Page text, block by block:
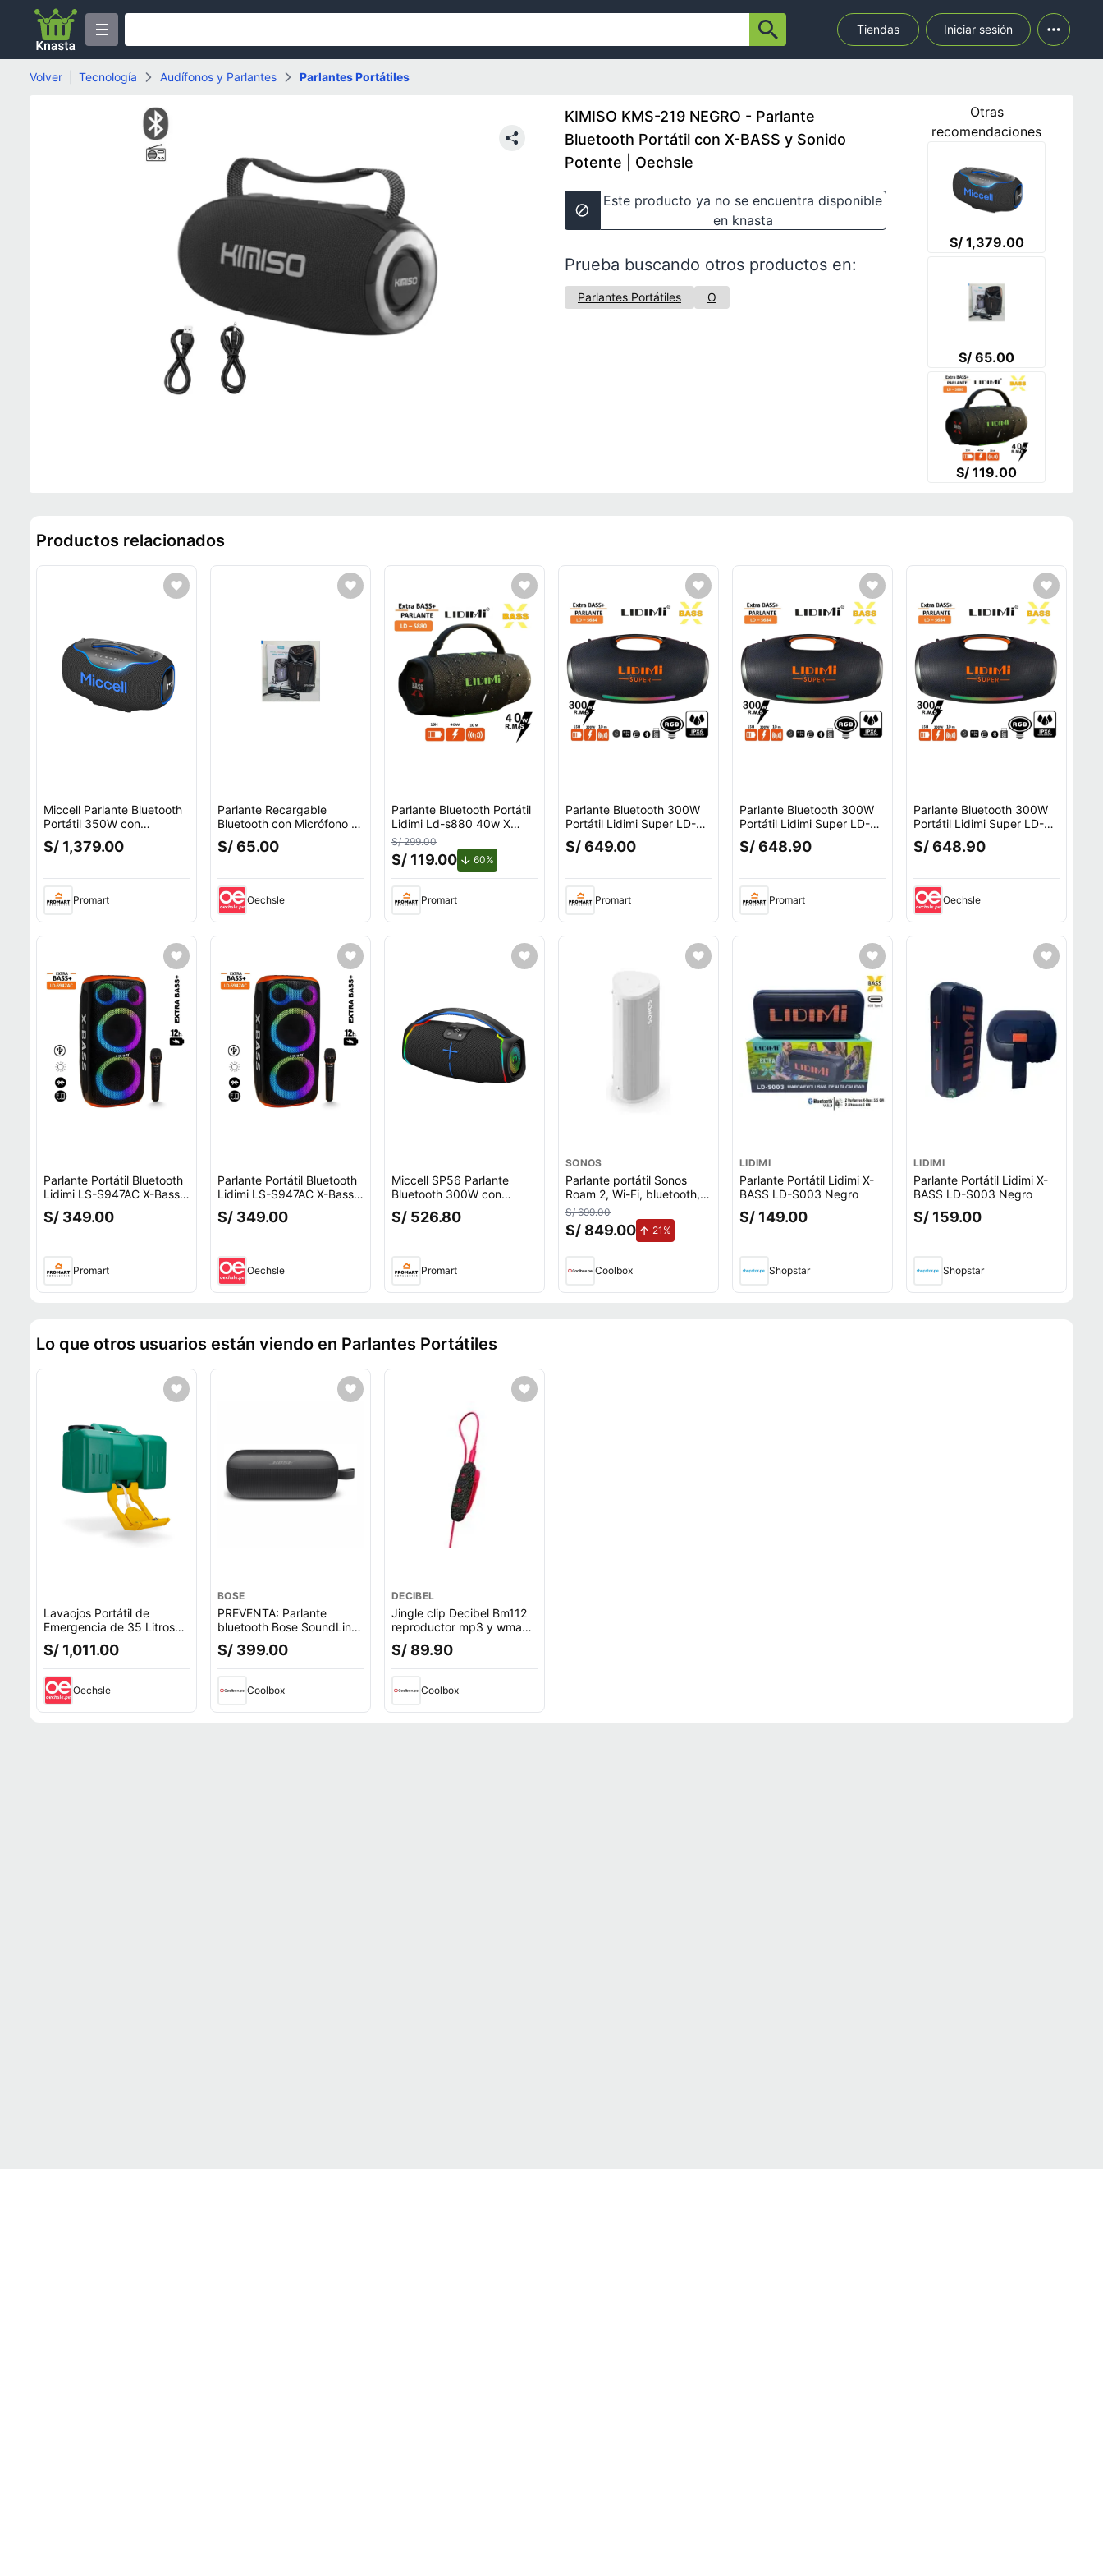
Tiendas Iniciar sesión
Volver Tecnología Audífonos y Parlantes Parlantes Portátiles
KIMISO KMS-219 NEGRO - Parlante
Bluetooth Portátil con X-BASS y Sonido
Potente | Oechsle
Este producto ya no se encuentra disponible
en knasta
Prueba buscando otros productos en:
Parlantes Portátiles O
Otras
recomendaciones
S/ 1,379.00
S/ 65.00
S/ 119.00
Productos relacionados
Miccell Parlante Bluetooth
Portátil 350W con
Micrófono Integrado y
Sonido Potente
S/ 1,379.00
Promart
Parlante Recargable
Bluetooth con Micrófono y
Luces RGB Sonido Potente
y Portátil
S/ 65.00
Oechsle
Parlante Bluetooth Portátil
Lidimi Ld-s880 40w X
Bass Negro
S/ 299.00
S/ 119.00 60%
Promart
Parlante Bluetooth 300W
Portátil Lidimi Super LD-
s684 X-bass Negro
S/ 649.00
Promart
Parlante Bluetooth 300W
Portátil Lidimi Super LD-
s684 X-bass Negro
S/ 648.90
Promart
Parlante Bluetooth 300W
Portátil Lidimi Super LD-
s684 X-bass Negro
S/ 648.90
Oechsle
Parlante Portátil Bluetooth
Lidimi LS-S947AC X-Bass
USB Karaoke
S/ 349.00
Promart
Parlante Portátil Bluetooth
Lidimi LS-S947AC X-Bass
USB Karaoke
S/ 349.00
Oechsle
Miccell SP56 Parlante
Bluetooth 300W con
Micrófono Integrado y
Sonido Potente
S/ 526.80
Promart
SONOS
Parlante portátil Sonos
Roam 2, Wi-Fi, bluetooth,
IP67, sonido potente,
blanco
S/ 699.00
S/ 849.00 21%
Coolbox
LIDIMI
Parlante Portátil Lidimi X-
BASS LD-S003 Negro
S/ 149.00
Shopstar
LIDIMI
Parlante Portátil Lidimi X-
BASS LD-S003 Negro
S/ 159.00
Shopstar
Lo que otros usuarios están viendo en Parlantes Portátiles
Lavaojos Portátil de
Emergencia de 35 Litros
LP-075
S/ 1,011.00
Oechsle
BOSE
PREVENTA: Parlante
bluetooth Bose SoundLink
Flex 1ra Gen, Bluetooth
5.3, hasta 12h, IP67,
batería recargable,
(reempacado)
S/ 399.00
Coolbox
DECIBEL
Jingle clip Decibel Bm112
reproductor mp3 y wma
8gb rojo
S/ 89.90
Coolbox